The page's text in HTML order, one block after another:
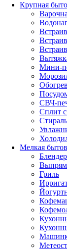
Крупная
Мини-
СВЧ-
Сплит
Мелкая
Блендер
Гриль